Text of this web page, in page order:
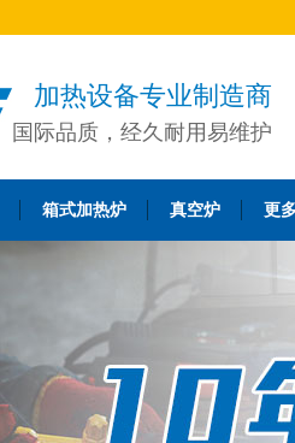
加热设备专业制造商
国际品质，经久耐用易维护
箱式加热炉 真空炉 更